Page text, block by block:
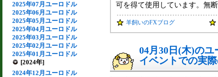
2025年07月ユーロドル
2025年06月ユーロドル
2025年05月ユーロドル
2025年04月ユーロドル
2025年03月ユーロドル
2025年02月ユーロドル
2025年01月ユーロドル
[2024年]
2024年12月ユーロドル
可を得て使用しています。無
羊飼いのFXブログ
04月30日(木)の
イベントでの実